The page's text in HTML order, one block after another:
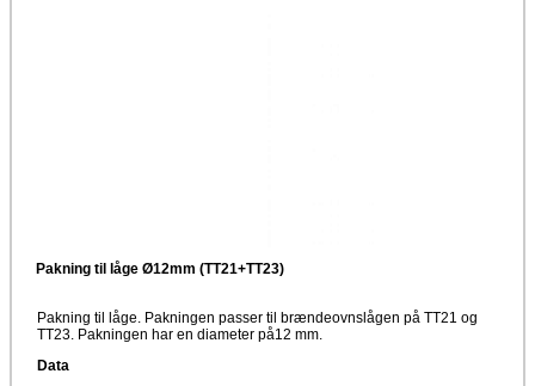
Pakning til låge Ø12mm (TT21+TT23)
Pakning til låge. Pakningen passer til brændeovnslågen på TT21 og
TT23. Pakningen har en diameter på12 mm.
Data